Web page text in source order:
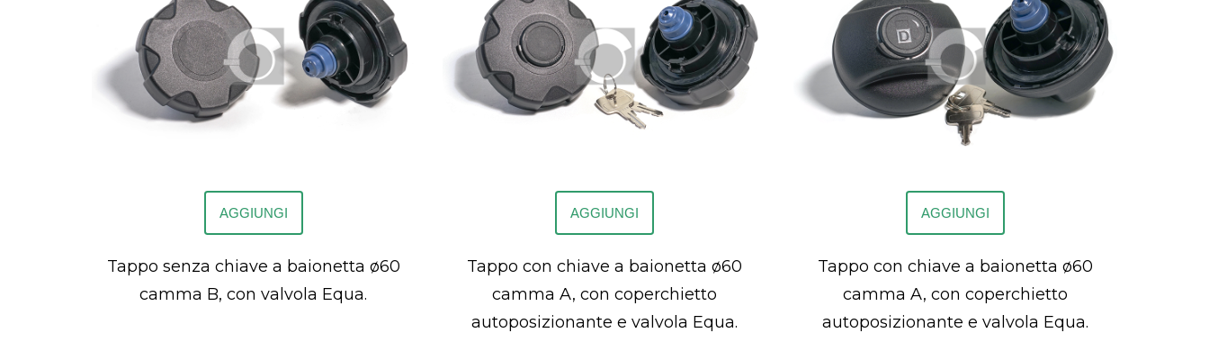
AGGIUNGI
Tappo senza chiave a baionetta ø60
camma B, con valvola Equa.
AGGIUNGI
Tappo con chiave a baionetta ø60
camma A, con coperchietto
autoposizionante e valvola Equa.
AGGIUNGI
Tappo con chiave a baionetta ø60
camma A, con coperchietto
autoposizionante e valvola Equa.